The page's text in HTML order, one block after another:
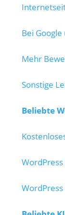
Bei
Mehr
Sonstige
Beliebte